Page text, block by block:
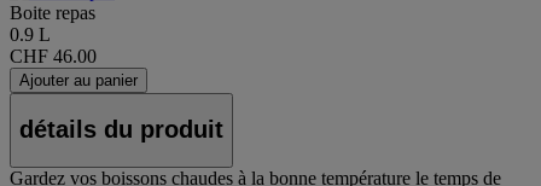
Boite repas
0.9 L
CHF 46.00
Ajouter au panier
détails du produit
Gardez vos boissons chaudes à la bonne température le temps de